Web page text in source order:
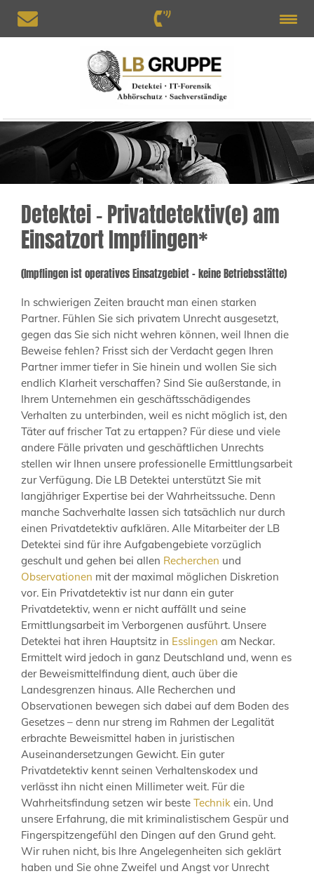
Detektei – Privatdetektiv(e) am
Einsatzort Impflingen*
(Impflingen ist operatives Einsatzgebiet – keine Betriebsstätte)
In schwierigen Zeiten braucht man einen starken
Partner. Fühlen Sie sich privatem Unrecht ausgesetzt,
gegen das Sie sich nicht wehren können, weil Ihnen die
Beweise fehlen? Frisst sich der Verdacht gegen Ihren
Partner immer tiefer in Sie hinein und wollen Sie sich
endlich Klarheit verschaffen? Sind Sie außerstande, in
Ihrem Unternehmen ein geschäftsschädigendes
Verhalten zu unterbinden, weil es nicht möglich ist, den
Täter auf frischer Tat zu ertappen? Für diese und viele
andere Fälle privaten und geschäftlichen Unrechts
stellen wir Ihnen unsere professionelle Ermittlungsarbeit
zur Verfügung. Die LB Detektei unterstützt Sie mit
langjähriger Expertise bei der Wahrheitssuche. Denn
manche Sachverhalte lassen sich tatsächlich nur durch
einen Privatdetektiv aufklären. Alle Mitarbeiter der LB
Detektei sind für ihre Aufgabengebiete vorzüglich
geschult und gehen bei allen Recherchen und
Observationen mit der maximal möglichen Diskretion
vor. Ein Privatdetektiv ist nur dann ein guter
Privatdetektiv, wenn er nicht auffällt und seine
Ermittlungsarbeit im Verborgenen ausführt. Unsere
Detektei hat ihren Hauptsitz in Esslingen am Neckar.
Ermittelt wird jedoch in ganz Deutschland und, wenn es
der Beweismittelfindung dient, auch über die
Landesgrenzen hinaus. Alle Recherchen und
Observationen bewegen sich dabei auf dem Boden des
Gesetzes – denn nur streng im Rahmen der Legalität
erbrachte Beweismittel haben in juristischen
Auseinandersetzungen Gewicht. Ein guter
Privatdetektiv kennt seinen Verhaltenskodex und
verlässt ihn nicht einen Millimeter weit. Für die
Wahrheitsfindung setzen wir beste Technik ein. Und
unsere Erfahrung, die mit kriminalistischem Gespür und
Fingerspitzengefühl den Dingen auf den Grund geht.
Wir ruhen nicht, bis Ihre Angelegenheiten sich geklärt
haben und Sie ohne Zweifel und Angst vor Unrecht